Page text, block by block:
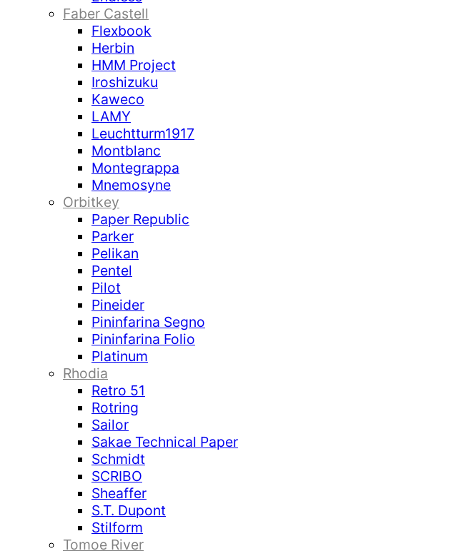
Faber Castell
Flexbook
Herbin
HMM Project
Iroshizuku
Kaweco
LAMY
Leuchtturm1917
Montblanc
Montegrappa
Mnemosyne
Orbitkey
Paper Republic
Parker
Pelikan
Pentel
Pilot
Pineider
Pininfarina Segno
Pininfarina Folio
Platinum
Rhodia
Retro 51
Rotring
Sailor
Sakae Technical Paper
Schmidt
SCRIBO
Sheaffer
S.T. Dupont
Stilform
Tomoe River